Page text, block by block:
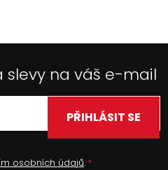
slevy na váš e-mail
osobních údajů.
PŘIHLÁSIT SE